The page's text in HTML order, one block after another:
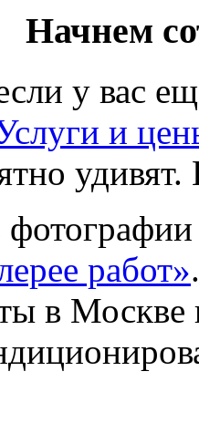
Начнем
у вас
и
работ»
в Москве